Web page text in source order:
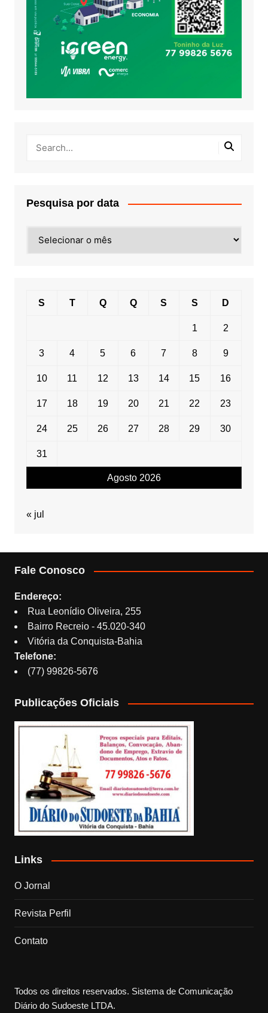
Pesquisa por data
por
Agosto 2026
S T Q Q S S D
1 2
3 4 5 6 7 8 9
10 11 12 13 14 15 16
17 18 19 20 21 22 23
24 25 26 27 28 29 30
31
« jul
Fale Conosco
Endereço:
Rua Leonídio Oliveira, 255
Bairro Recreio - 45.020-340
Vitória da Conquista-Bahia
Telefone:
(77) 99826-5676
Publicações Oficiais
Links
O Jornal
Revista Perfil
Contato
Todos os direitos reservados. Sistema de Comunicação
Diário do Sudoeste LTDA.